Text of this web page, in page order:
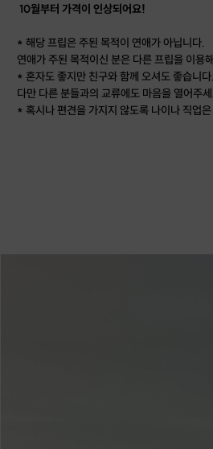
10월부터 가격이 인상되어요!
* 해당 프립은 주된 목적이 연애가 아닙니다.
연애가 주된 목적이신 분은 다른 프립을 이용
* 혼자도 좋지만 친구와 함께 오셔도 좋습니다.
다만 다른 분들과의 교류에도 마음을 열어주
* 혹시나 편견을 가지지 않도록 나이나 직업